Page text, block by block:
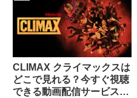
CLIMAX クライマックスは
どこで見れる？今すぐ視聴
できる動画配信サービスを